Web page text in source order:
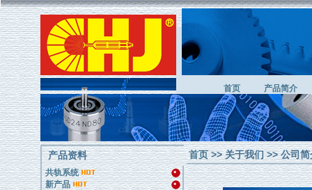
首页 产品简介
产品资料
共轨系统
新产品
首页 >> 关于我们 >> 公司简